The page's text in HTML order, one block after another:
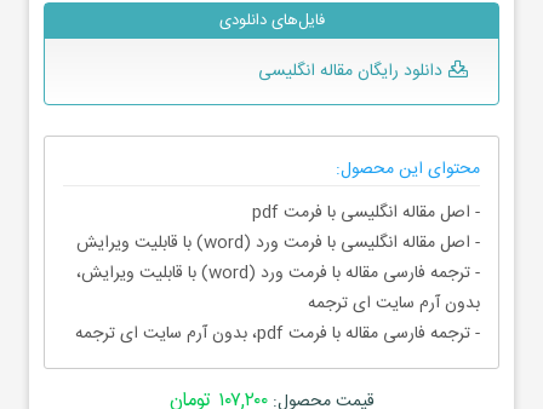
فایل‌های دانلودی
دانلود رایگان مقاله انگلیسی
محتوای این محصول:
- اصل مقاله انگلیسی با فرمت pdf
- اصل مقاله انگلیسی با فرمت ورد (word) با قابلیت ویرایش
- ترجمه فارسی مقاله با فرمت ورد (word) با قابلیت ویرایش،
بدون آرم سایت ای ترجمه
- ترجمه فارسی مقاله با فرمت pdf، بدون آرم سایت ای ترجمه
قیمت محصول:۱۰۷,۲۰۰ تومان